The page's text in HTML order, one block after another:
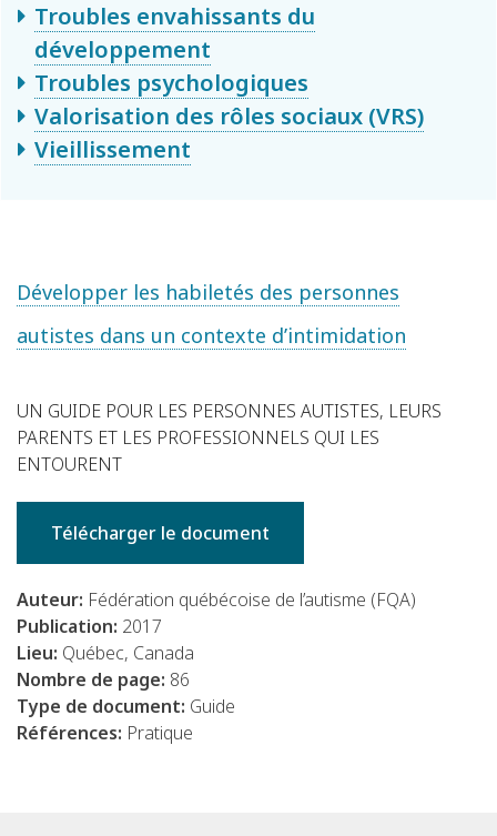
Troubles envahissants du
développement
Troubles psychologiques
Valorisation des rôles sociaux (VRS)
Vieillissement
Développer les habiletés des personnes
autistes dans un contexte d’intimidation
UN GUIDE POUR LES PERSONNES AUTISTES, LEURS
PARENTS ET LES PROFESSIONNELS QUI LES
ENTOURENT
Télécharger le document
Auteur: Fédération québécoise de l’autisme (FQA)
Publication: 2017
Lieu: Québec, Canada
Nombre de page: 86
Type de document: Guide
Références: Pratique